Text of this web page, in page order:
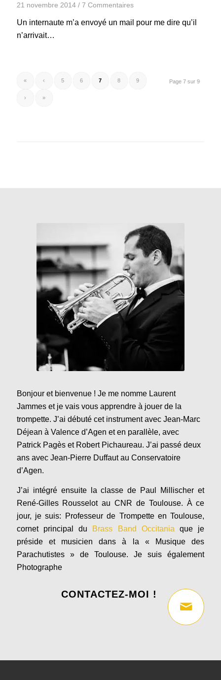
21 novembre 2014 / 7 Commentaires
Un internaute m’a envoyé un mail pour me dire qu’il
n’arrivait…
Page 7 sur 9
« ‹ 5 6 7 8 9
› »
Laurent Jammes
Bonjour et bienvenue ! Je me nomme Laurent
Jammes et je vais vous apprendre à jouer de la
trompette. J’ai débuté cet instrument avec Jean-Marc
Déjean à Valence d’Agen et en parallèle, avec
Patrick Pagès et Robert Pichaureau. J’ai passé deux
ans avec Jean-Pierre Duffaut au Conservatoire
d’Agen.
J’ai intégré ensuite la classe de Paul Millischer et
René-Gilles Rousselot au CNR de Toulouse. À ce
jour, je suis: Professeur de Trompette en Toulouse,
cornet principal du Brass Band Occitania que je
préside et musicien dans à la « Musique des
Parachutistes » de Toulouse. Je suis également
Photographe.
CONTACTEZ-MOI !